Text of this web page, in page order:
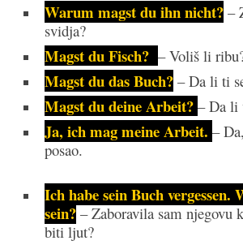
Warum magst du ihn nicht? –
svidja?
Magst du Fisch? – Voliš li
Magst du das Buch? – Da li ti
Magst du deine Arbeit? – Da li
Ja, ich mag meine Arbeit. –
posao.
Ich habe sein Buch vergessen.
sein? – Zaboravila sam njegovu
biti ljut?